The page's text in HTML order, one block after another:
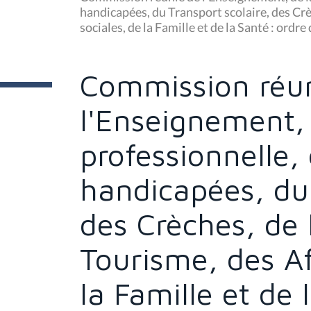
s
ê
t
i
handicapées, du Transport scolaire, des
sociales, de la Famille et de la Santé :
Commission
professionnelle,
handicapées,
des Crèches,
Tourisme, des
la Famille et de